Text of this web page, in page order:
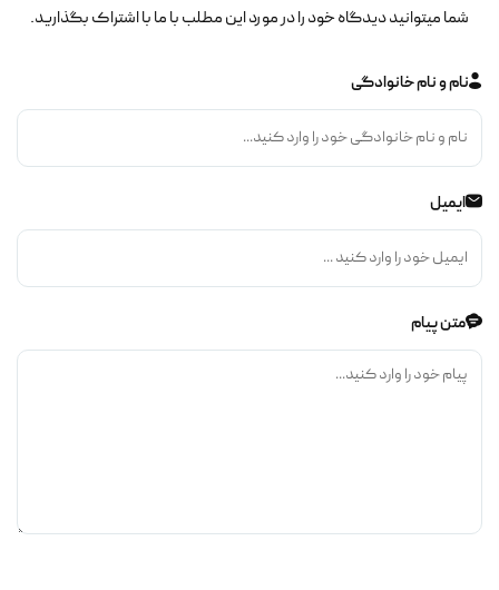
شما میتوانید دیدگاه خود را در مورد این مطلب با ما با اشتراک بگذارید.
نام و نام خانوادگی
ایمیل
متن پیام